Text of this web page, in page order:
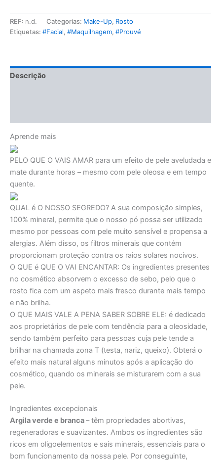
REF: n.d. Categorias: Make-Up, Rosto
Etiquetas: #Facial, #Maquilhagem, #Prouvé
Descrição
Aprende mais
PELO QUE O VAIS AMAR para um efeito de pele aveludada e
mate durante horas – mesmo com pele oleosa e em tempo
quente.
QUAL é O NOSSO SEGREDO? A sua composição simples,
100% mineral, permite que o nosso pó possa ser utilizado
mesmo por pessoas com pele muito sensível e propensa a
alergias. Além disso, os filtros minerais que contém
proporcionam proteção contra os raios solares nocivos.
O QUE é QUE O VAI ENCANTAR: Os ingredientes presentes
no cosmético absorvem o excesso de sebo, pelo que o
rosto fica com um aspeto mais fresco durante mais tempo
e não brilha.
O QUE MAIS VALE A PENA SABER SOBRE ELE: é dedicado
aos proprietários de pele com tendência para a oleosidade,
sendo também perfeito para pessoas cuja pele tende a
brilhar na chamada zona T (testa, nariz, queixo). Obterá o
efeito mais natural alguns minutos após a aplicação do
cosmético, quando os minerais se misturarem com a sua
pele.
Ingredientes excepcionais
Argila verde e branca– têm propriedades abortivas,
regeneradoras e suavizantes. Ambos os ingredientes são
ricos em oligoelementos e sais minerais, essenciais para o
bom funcionamento da nossa pele. Por conseguinte,